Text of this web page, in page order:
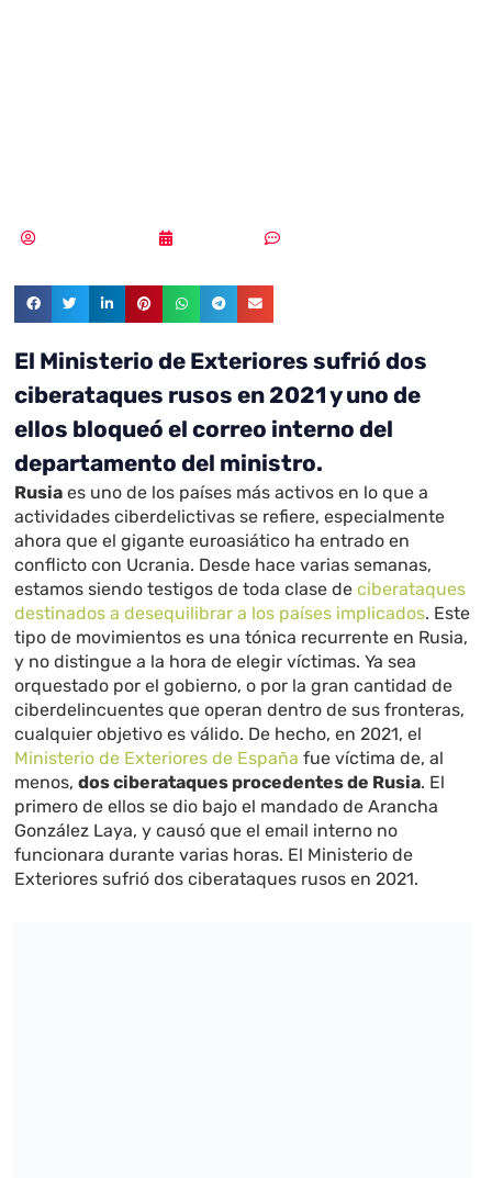
El Ministerio de Exteriores sufrió dos
ciberataques rusos en 2021 y uno de
ellos bloqueó el correo interno del
departamento del ministro.
Rusia es uno de los países más activos en lo que a
actividades ciberdelictivas se refiere, especialmente
ahora que el gigante euroasiático ha entrado en
conflicto con Ucrania. Desde hace varias semanas,
estamos siendo testigos de toda clase deciberataques
destinados a desequilibrar a los países implicados. Este
tipo de movimientos es una tónica recurrente en Rusia,
y no distingue a la hora de elegir víctimas. Ya sea
orquestado por el gobierno, o por la gran cantidad de
ciberdelincuentes que operan dentro de sus fronteras,
cualquier objetivo es válido. De hecho, en 2021, el
Ministerio de Exteriores de España fue víctima de, al
menos,dos ciberataques procedentes de Rusia. El
primero de ellos se dio bajo el mandado de Arancha
González Laya, y causó que el email interno no
funcionara durante varias horas. El Ministerio de
Exteriores sufrió dos ciberataques rusos en 2021.